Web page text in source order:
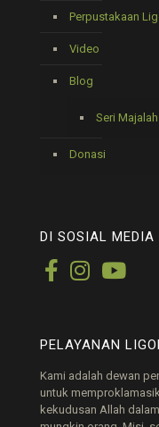
Perpustakaan
Video
Blog
Seri
Donasi
DI SOSIAL MEDIA
PELAYANAN
Kami adalah dewan
untuk
kekudusan Allah